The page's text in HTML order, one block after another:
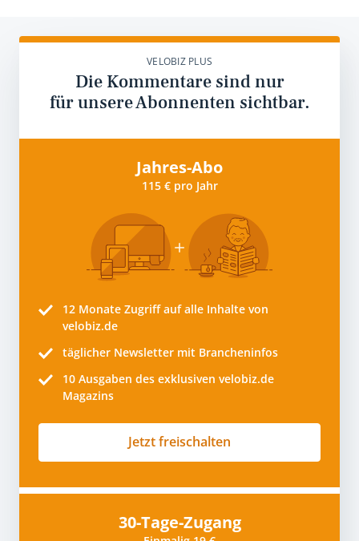
VELOBIZ PLUS
Die Kommentare sind nur
für unsere Abonnenten sichtbar.
Jahres-Abo
115 € pro Jahr
12 Monate Zugriff auf alle Inhalte von
velobiz.de
täglicher Newsletter mit Brancheninfos
10 Ausgaben des exklusiven velobiz.de
Magazins
Jetzt freischalten
30-Tage-Zugang